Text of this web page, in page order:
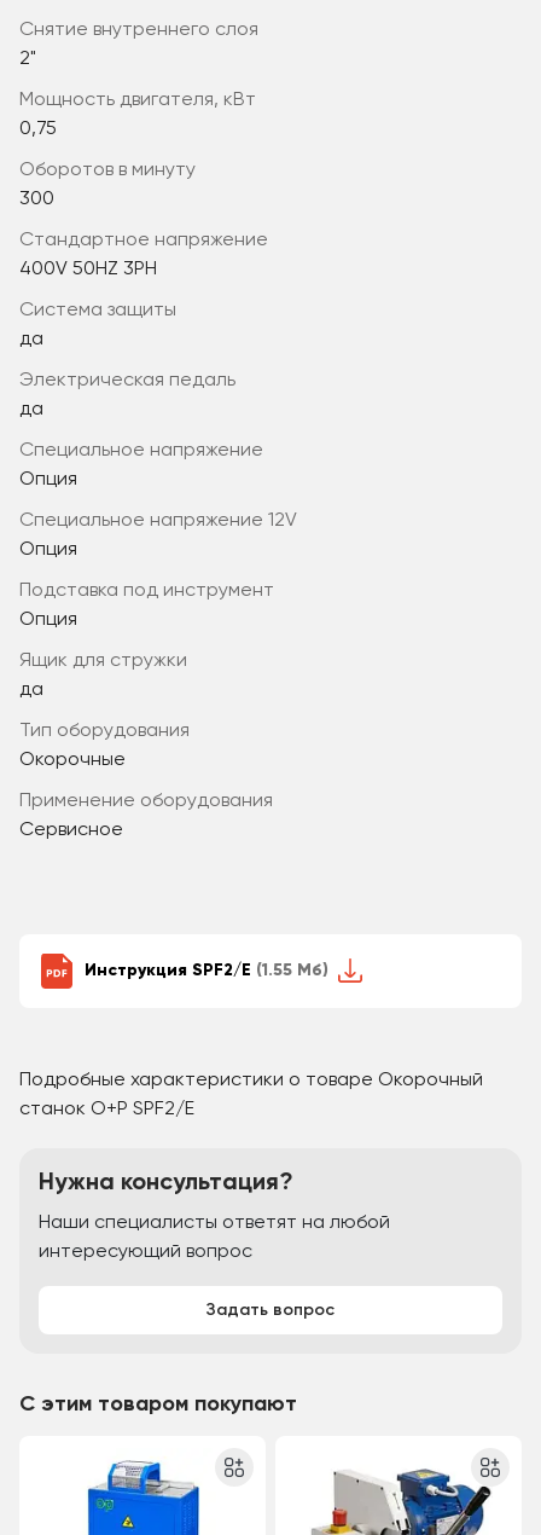
снятие внутреннего слоя
2"
мощность двигателя, кВт
0,75
оборотов в минуту
300
стандартное напряжение
400V 50HZ 3PH
система защиты
да
электрическая педаль
да
специальное напряжение
Опция
специальное напряжение 12V
Опция
подставка под инструмент
Опция
ящик для стружки
да
Тип оборудования
Окорочные
Применение оборудования
Сервисное
Инструкция SPF2/E (1.55 Мб)
Подробные характеристики о товаре Окорочный
станок O+P SPF2/E
Нужна консультация?
Наши специалисты ответят на любой
интересующий вопрос
Задать вопрос
С этим товаром покупают